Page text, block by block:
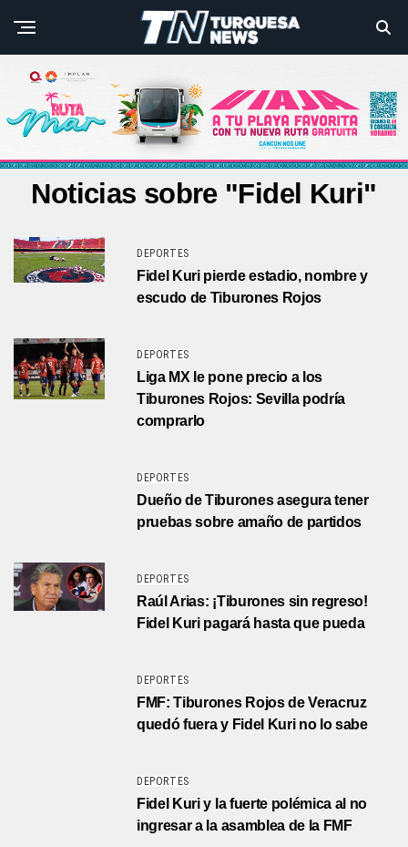
Noticias sobre "Fidel Kuri"
DEPORTES
Fidel Kuri pierde estadio, nombre y
escudo de Tiburones Rojos
DEPORTES
Liga MX le pone precio a los
Tiburones Rojos: Sevilla podría
comprarlo
DEPORTES
Dueño de Tiburones asegura tener
pruebas sobre amaño de partidos
DEPORTES
Raúl Arias: ¡Tiburones sin regreso!
Fidel Kuri pagará hasta que pueda
DEPORTES
FMF: Tiburones Rojos de Veracruz
quedó fuera y Fidel Kuri no lo sabe
DEPORTES
Fidel Kuri y la fuerte polémica al no
ingresar a la asamblea de la FMF